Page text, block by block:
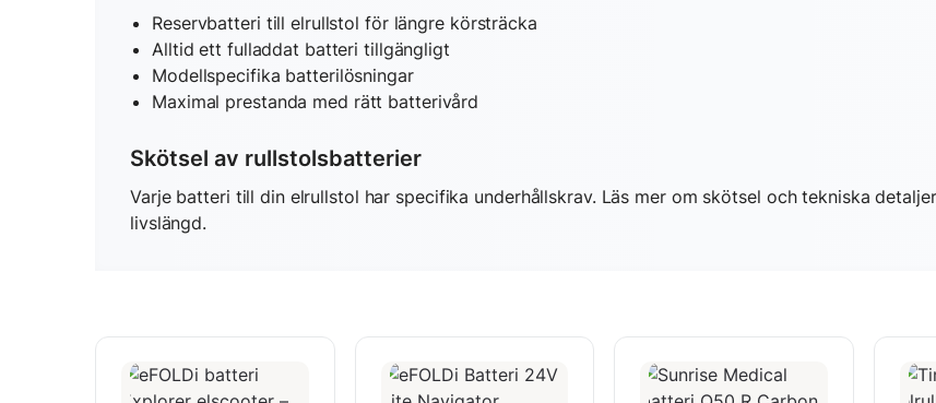
Reservbatteri till elrullstol för längre körsträcka
Alltid ett fulladdat batteri tillgängligt
Modellspecifika batterilösningar
Maximal prestanda med rätt batterivård
Skötsel av rullstolsbatterier
Varje batteri till din elrullstol har specifika underhållskrav. Läs mer om skötsel och tekniska
livslängd.